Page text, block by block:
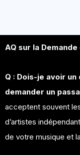
AQ sur la
Q : Dois-je avoir
demander un
acceptent souvent
d’artistes
de votre musique et